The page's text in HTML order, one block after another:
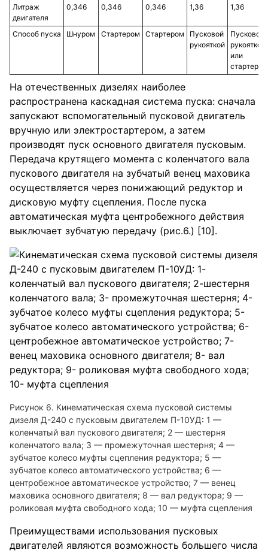
Литраж
двигателя
0,346 0,346 0,346 1,36 1,36
Способ пуска Шнуром Стартером Стартером
Пусковой
рукояткой
Пусковой
рукояткой
или
стартером
На отечественных дизелях наиболее
распространена каскадная система пуска: сначала
запускают вспомогательный пусковой двигатель
вручную или электростартером, а затем
производят пуск основного двигателя пусковым.
Передача крутящего момента с коленчатого вала
пускового двигателя на зубчатый венец маховика
осуществляется через понижающий редуктор и
дисковую муфту сцепления. После пуска
автоматическая муфта центробежного действия
выключает зубчатую передачу (рис.6.) [10].
Рисунок 6. Кинематическая схема пусковой системы
дизеля Д-240 с пусковым двигателем П-10УД: 1 —
коленчатый вал пускового двигателя; 2 — шестерня
коленчатого вала; 3 — промежуточная шестерня; 4 —
зубчатое колесо муфты сцепления редуктора; 5 —
зубчатое колесо автоматического устройства; 6 —
центробежное автоматическое устройство; 7 — венец
маховика основного двигателя; 8 — вал редуктора; 9 —
роликовая муфта свободного хода; 10 — муфта сцепления
Преимуществами использования пусковых
двигателей являются возможность большего числа